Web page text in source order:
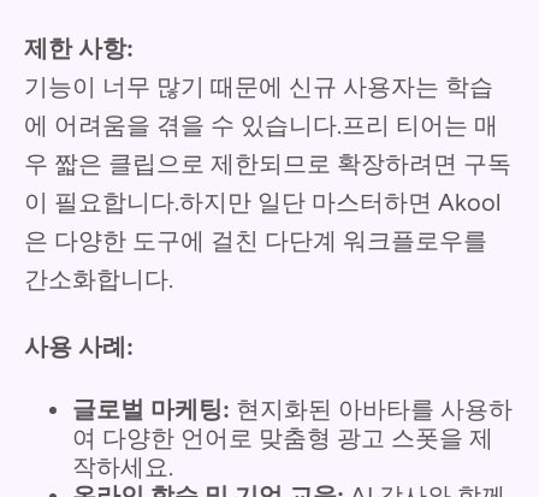
제한 사항:
기능이 너무 많기 때문에 신규 사용자는 학습
에 어려움을 겪을 수 있습니다.프리 티어는 매
우 짧은 클립으로 제한되므로 확장하려면 구독
이 필요합니다.하지만 일단 마스터하면 Akool
은 다양한 도구에 걸친 다단계 워크플로우를
간소화합니다.
사용 사례:
글로벌 마케팅: 현지화된 아바타를 사용하
여 다양한 언어로 맞춤형 광고 스폿을 제
작하세요.